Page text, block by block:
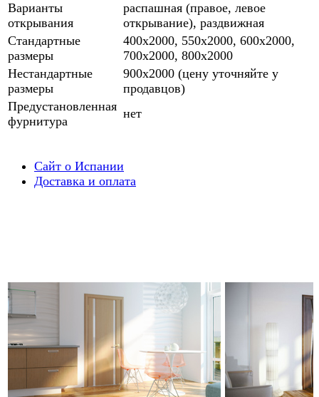
Варианты
открывания
распашная (правое, левое
открывание), раздвижная
Стандартные
размеры
400х2000, 550х2000, 600х2000,
700х2000, 800х2000
Нестандартные
размеры
900х2000 (цену уточняйте у
продавцов)
Предустановленная
фурнитура
нет
Сайт о Испании
Доставка и оплата